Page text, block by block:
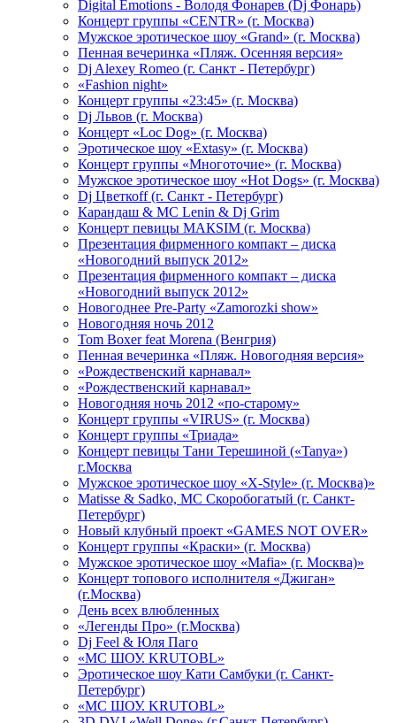
Digital Emotions - Володя Фонарев (Dj Фонарь)
Концерт группы «CENTR» (г. Москва)
Мужское эротическое шоу «Grand» (г. Москва)
Пенная вечеринка «Пляж. Осенняя версия»
Dj Alexey Romeo (г. Санкт - Петербург)
«Fashion night»
Концерт группы «23:45» (г. Москва)
Dj Львов (г. Москва)
Концерт «Loc Dog» (г. Москва)
Эротическое шоу «Extasy» (г. Москва)
Концерт группы «Многоточие» (г. Москва)
Мужское эротическое шоу «Hot Dogs» (г. Москва)
Dj Цветкоff (г. Санкт - Петербург)
Карандаш & МС Lenin & Dj Grim
Концерт певицы МАКSIМ (г. Москва)
Презентация фирменного компакт – диска
«Новогодний выпуск 2012»
Презентация фирменного компакт – диска
«Новогодний выпуск 2012»
Новогоднее Pre-Party «Zamorozki show»
Новогодняя ночь 2012
Tom Boxer feat Morena (Венгрия)
Пенная вечеринка «Пляж. Новогодняя версия»
«Рождественский карнавал»
«Рождественский карнавал»
Новогодняя ночь 2012 «по-старому»
Концерт группы «VIRUS» (г. Москва)
Концерт группы «Триада»
Концерт певицы Тани Терешиной («Tanya»)
г.Москва
Мужское эротическое шоу «X-Style» (г. Москва)»
Matissе & Sadko, MC Скоробогатый (г. Санкт-
Петербург)
Новый клубный проект «GAMES NOT OVER»
Концерт группы «Краски» (г. Москва)
Мужское эротическое шоу «Mafia» (г. Москва)»
Концерт топового исполнителя «Джиган»
(г.Москва)
День всех влюбленных
«Легенды Про» (г.Москва)
Dj Feel & Юля Паго
«МС ШОУ. KRUTOBL»
Эротическое шоу Кати Самбуки (г. Санкт-
Петербург)
«МС ШОУ. KRUTOBL»